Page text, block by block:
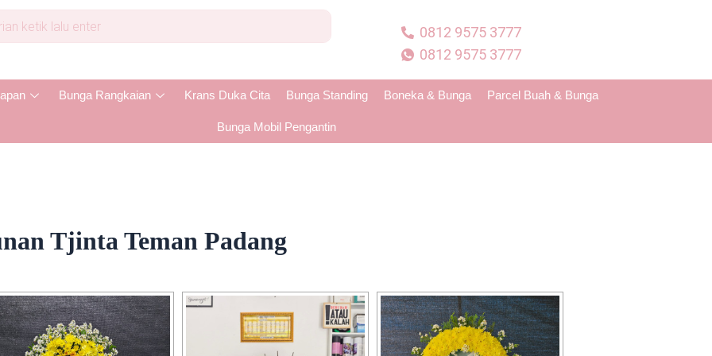
0812 9575 3777
0812 9575 3777
Bunga Rangkaian Krans Duka Cita Bunga Standing Boneka & Bunga Parcel Buah & Bunga
Bunga Mobil Pengantin
Tjinta Teman Padang